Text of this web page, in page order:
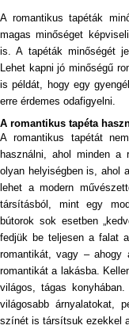
A romantikus tapéták
magas minőséget
is. A tapéták minőségét
Lehet kapni jó minőségű
is példát, hogy egy
erre érdemes odafigyelni.
A romantikus tapéta
A romantikus tapétát
használni, ahol minden a
olyan helyiségben is, ahol
lehet a modern
társításból, mint egy
bútorok sok esetben
fedjük be teljesen a falat
romantikát, vagy – ahogy
romantikát a lakásba.
világos, tágas
világosabb árnyalatokat,
színét is társítsuk ezekkel